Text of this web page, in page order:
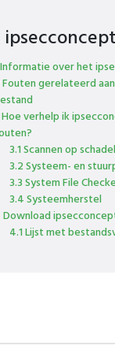
over het
Fouten gerelateerd
verhelp ik
3.1 Scannen op
3.2 Systeem- en
3.3 System File
3.4 Systeemherstel
Download
4.1 Lijst met